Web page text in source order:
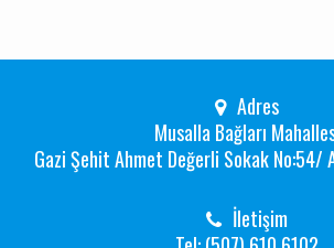
Adres
Musalla Bağları
Gazi Şehit Ahmet Değerli Sokak No:54/
İletişim